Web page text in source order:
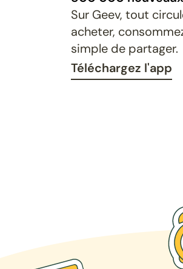
Sur Geev, tout
acheter,
simple de partager.
Téléchargez l'app